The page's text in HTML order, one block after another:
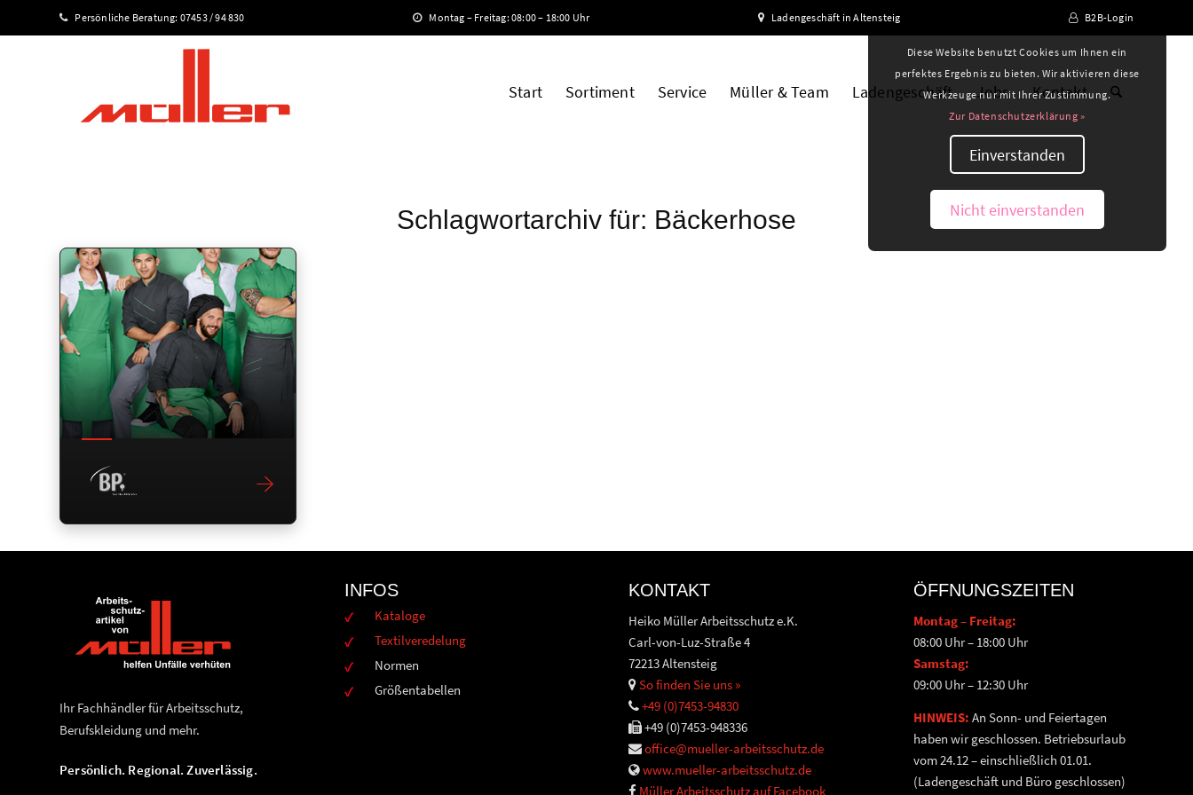
Persönliche Beratung: 07453 / 94 830 Montag – Freitag: 08:00 – 18:00 Uhr Ladengeschäft in Altensteig B2B-Login
Start Sortiment Service Müller & Team Ladengeschäft Jobs Kontakt
Schlagwortarchiv für: Bäckerhose
Ihr Fachhändler für Arbeitsschutz,
Berufskleidung und mehr.
Persönlich. Regional. Zuverlässig.
INFOS
Kataloge
Textilveredelung
Normen
Größentabellen
KONTAKT
Heiko Müller Arbeitsschutz e.K.
Carl-von-Luz-Straße 4
72213 Altensteig
So finden Sie uns »
+49 (0)7453-94830
+49 (0)7453-948336
office@mueller-arbeitsschutz.de
www.mueller-arbeitsschutz.de
Müller Arbeitsschutz auf Facebook
ÖFFNUNGSZEITEN
Montag – Freitag:
08:00 Uhr – 18:00 Uhr
Samstag:
09:00 Uhr – 12:30 Uhr
HINWEIS: An Sonn- und Feiertagen
haben wir geschlossen. Betriebsurlaub
vom 24.12 – einschließlich 01.01.
(Ladengeschäft und Büro geschlossen)
Diese Website benutzt Cookies um Ihnen ein
perfektes Ergebnis zu bieten. Wir aktivieren diese
Werkzeuge nur mit Ihrer Zustimmung.
Zur Datenschutzerklärung »
Einverstanden
Nicht einverstanden